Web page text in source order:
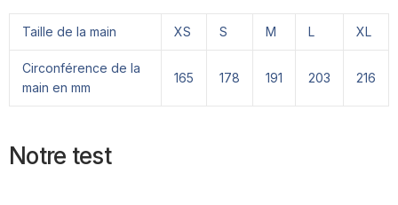
Taille de la main XS S M L XL
Circonférence de la
main en mm
165 178 191 203 216
Notre test